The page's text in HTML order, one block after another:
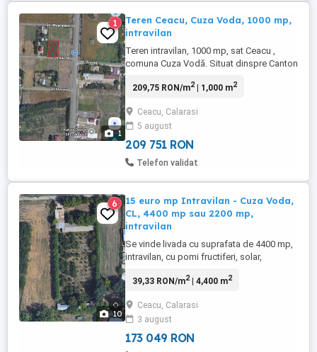
1
1
Teren Ceacu, Cuza Voda, 1000 mp,
intravilan
Teren intravilan, 1000 mp, sat Ceacu ,
comuna Cuza Vodă. Situat dinspre Canton
șoseaua principală. Preț 40 euro mp, ușor
209,75 RON/m2| 1,000 m2
Ceacu, Calarasi
5 august
209 751 RON
Telefon validat
10
6
15 euro mp Intravilan - Cuza Voda,
CL, 4400 mp sau 2200 mp,
intravilan
Se vinde livada cu suprafata de 4400 mp,
intravilan, cu pomi fructiferi, solar,
necesita renovari, incaperi de depozitare
împrejmuită atât cu gard din stâlpi cu
plasa cât și cu gard viu, locatia este la
marginea satului, inspre ...
39,33 RON/m2| 4,400 m2
Ceacu, Calarasi
3 august
173 049 RON